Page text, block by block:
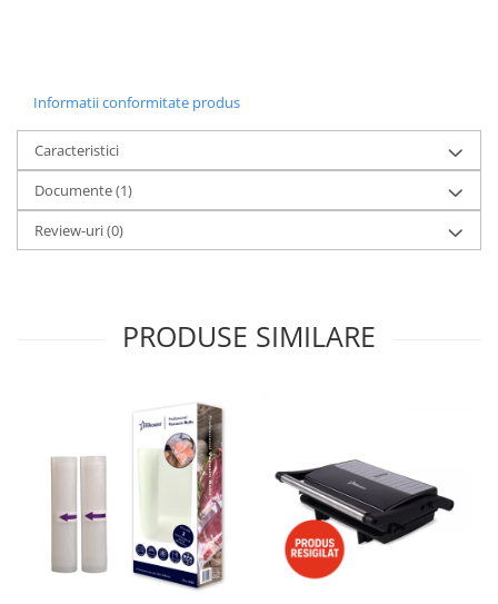
Razatoare
Roboti de bucatarie
Sandwich-maker
Storcătoare
Aparate de cafea
Accesorii
Râșnițe de cafea
Aparate de ingrijire tesaturi
aparat de calcat vertical
Fiare de calcat
Aparate de masaj
Informatii conformitate produs
Caracteristici
Documente (1)
Review-uri(0)
PRODUSE SIMILARE